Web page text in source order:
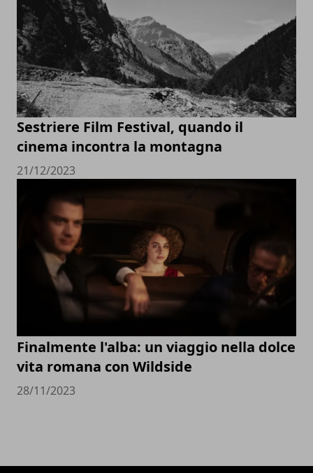
Sestriere Film Festival, quando il
cinema incontra la montagna
21/12/2023
Finalmente l'alba: un viaggio nella dolce
vita romana con Wildside
28/11/2023